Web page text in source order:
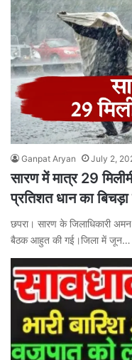
Ganpat Aryan July 2,
सारण में मात्र 29
प्रतिशत धान का बिचड़ा
छपरा। सारण के जिलाधिकारी
बैठक आहुत की गई।जिला में जून…